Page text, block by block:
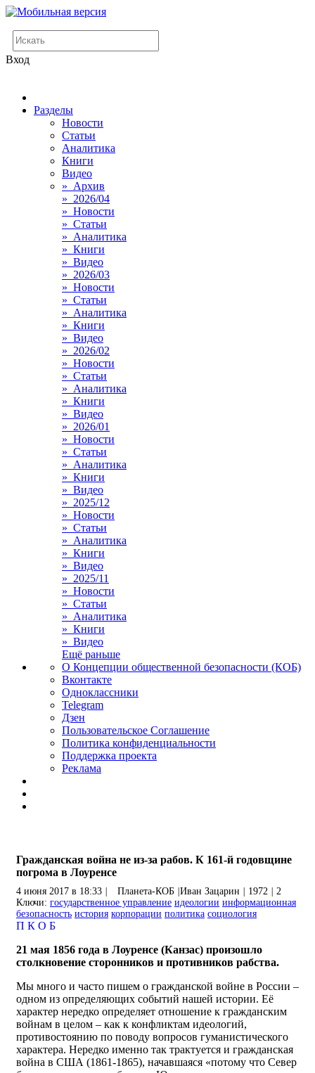
Вход
Разделы
Новости
Статьи
Аналитика
Книги
Видео
» Архив
» 2026/04
» Новости
» Статьи
» Аналитика
» Книги
» Видео
» 2026/03
» Новости
» Статьи
» Аналитика
» Книги
» Видео
» 2026/02
» Новости
» Статьи
» Аналитика
» Книги
» Видео
» 2026/01
» Новости
» Статьи
» Аналитика
» Книги
» Видео
» 2025/12
» Новости
» Статьи
» Аналитика
» Книги
» Видео
» 2025/11
» Новости
» Статьи
» Аналитика
» Книги
» Видео
Ещё раньше
О Концепции общественной безопасности (КОБ)
Вконтакте
Одноклассники
Telegram
Дзен
Пользовательское Соглашение
Политика конфиденциальности
Поддержка проекта
Реклама
Гражданская война не из-за рабов. К 161-й годовщине
погрома в Лоуренсе
4 июня 2017 в 18:33 Планета-КОБ Иван Зацарин 1972
2
Ключи: государственное управление идеологии информационная
безопасность история корпорации политика социология
П К О Б
21 мая 1856 года в Лоуренсе (Канзас) произошло
столкновение сторонников и противников рабства.
Мы много и часто пишем о гражданской войне в России –
одном из определяющих событий нашей истории. Её
характер нередко определяет отношение к гражданским
войнам в целом – как к конфликтам идеологий,
противостоянию по поводу вопросов гуманистического
характера. Нередко именно так трактуется и гражданская
война в США (1861-1865), начавшаяся «потому что Север